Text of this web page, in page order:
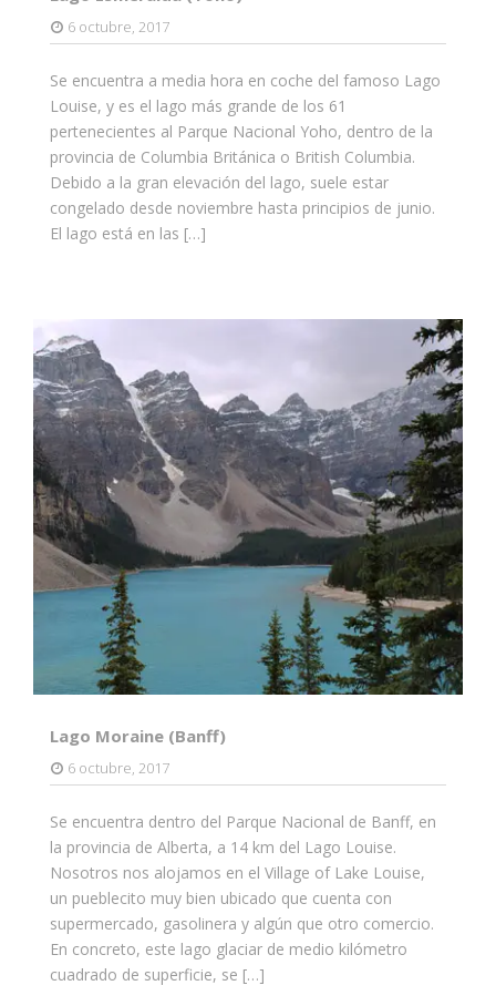
6 octubre, 2017
Se encuentra a media hora en coche del famoso Lago
Louise, y es el lago más grande de los 61
pertenecientes al Parque Nacional Yoho, dentro de la
provincia de Columbia Británica o British Columbia.
Debido a la gran elevación del lago, suele estar
congelado desde noviembre hasta principios de junio.
El lago está en las […]
Lago Moraine (Banff)
6 octubre, 2017
Se encuentra dentro del Parque Nacional de Banff, en
la provincia de Alberta, a 14 km del Lago Louise.
Nosotros nos alojamos en el Village of Lake Louise,
un pueblecito muy bien ubicado que cuenta con
supermercado, gasolinera y algún que otro comercio.
En concreto, este lago glaciar de medio kilómetro
cuadrado de superficie, se […]